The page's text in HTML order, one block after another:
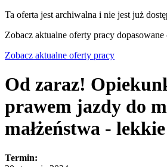
Ta oferta jest archiwalna i nie jest już
Zobacz aktualne oferty pracy
Zobacz aktualne oferty pracy
Od zaraz!
prawem jazdy do
małżeństwa -
Termin: